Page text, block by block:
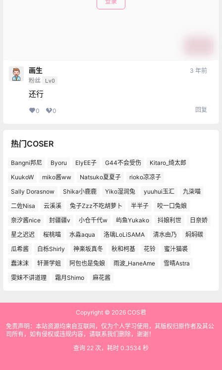
画生
粉丝 Lv0
3 年前
还行
0 0 回复
热门COSER
Bangni邦尼 Byoru ElyEE子 G44不会受伤
Kitaro_绮太郎
KuukoW
miko酱ww Natsuko夏夏子
rioko凉凉子
Sally Dorasnow
Shika小鹿鹿 Yiko湿润兔 yuuhui玉汇
九柒喵
二佐Nisa
云溪溪 兔子Zzz不吃胡萝卜 半半子
咬一口兔娘
奈汐酱nice
封疆疆v 小仓千代w 屿鱼Yukako 抖娘利世
日奈娇
星之迟迟
桜桃喵 水淼aqua 洛璃LoLiSAMA 清水由乃
焖焖碳
瓜希酱
白栎Shirly 神楽坂真冬 秋和柯基 花铃
蜜汁猫裘
蠢沫沫
轩萧学姐 阿包也是兔娘 雨波_HaneAme
雪晴Astra
雯妹不讲道理
霜月Shimo 麻花酱
Copyright © 2026 COS君
免责声明：本站资源均来自互联网，仅为个人学习使用，其版权归原作者及其公
司所有，如有侵权或违规内容，请联系我们删除，谢谢！
查询 22 次，耗时 0.3534 秒